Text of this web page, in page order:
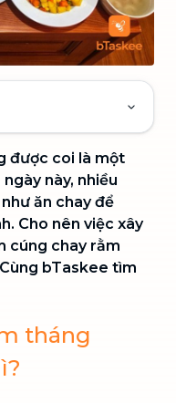
được coi là một
này, nhiều
ăn chay để
Cho nên việc xây
cúng chay rằm
bTaskee tìm
tháng